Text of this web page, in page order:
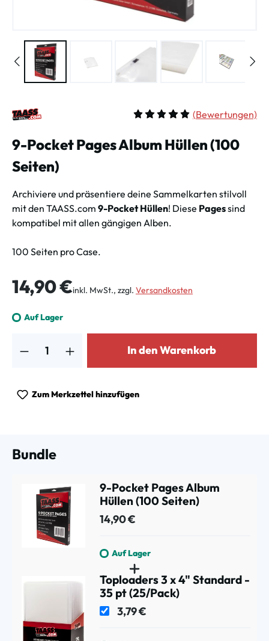
(Bewertungen)
9-Pocket Pages Album Hüllen (100
Seiten)
Archiviere und präsentiere deine Sammelkarten stilvoll
mit den TAASS.com 9-Pocket Hüllen! Diese Pagessind
kompatibel mit allen gängigen Alben.
100 Seiten pro Case.
Regulärer Preis:
14,90 €inkl. MwSt., zzgl. Versandkosten
Auf Lager
In den Warenkorb
Zum Merkzettel hinzufügen
Bundle
9-Pocket Pages Album
Hüllen (100 Seiten)
14,90 €
Auf Lager
Toploaders 3 x 4" Standard -
35 pt (25/Pack)
3,79 €